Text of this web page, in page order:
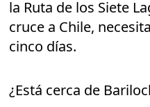
la Ruta de los Siete
cruce a Chile,
cinco días.
¿Está cerca de